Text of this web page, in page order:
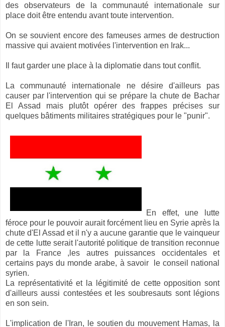
des observateurs de la communauté internationale sur
place doit être entendu avant toute intervention.
On se souvient encore des fameuses armes de destruction
massive qui avaient motivées l'intervention en Irak...
Il faut garder une place à la diplomatie dans tout conflit.
La communauté internationale ne désire d'ailleurs pas
causer par l'intervention qui se prépare la chute de Bachar
El Assad mais plutôt opérer des frappes précises sur
quelques bâtiments militaires stratégiques pour le "punir".
En effet, une lutte
féroce pour le pouvoir aurait forcément lieu en Syrie après la
chute d'El Assad et il n'y a aucune garantie que le vainqueur
de cette lutte serait l'autorité politique de transition reconnue
par la France ,les autres puissances occidentales et
certains pays du monde arabe, à savoir le conseil national
syrien.
La représentativité et la légitimité de cette opposition sont
d'ailleurs aussi contestées et les soubresauts sont légions
en son sein.
L'implication de l'Iran, le soutien du mouvement Hamas, la